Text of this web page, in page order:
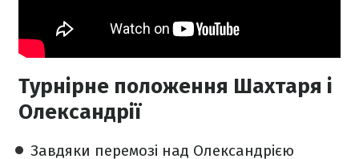
Турнірне положення Шахтаря і
Олександрії
Завдяки перемозі над Олександрією